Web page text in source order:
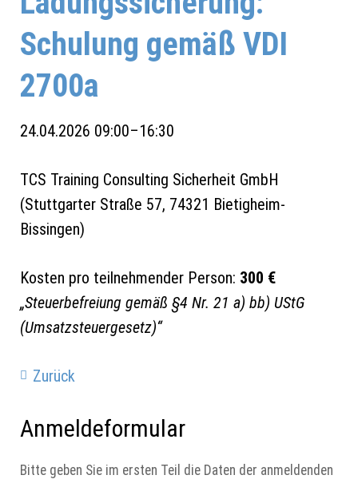
Schulung gemäß VDI
2700a
24.04.2026 09:00–16:30
TCS Training Consulting Sicherheit GmbH
(Stuttgarter Straße 57, 74321 Bietigheim-
Bissingen)
Kosten pro teilnehmender Person: 300 €
„Steuerbefreiung gemäß §4 Nr. 21 a) bb) UStG
(Umsatzsteuergesetz)“
Zurück
Anmeldeformular
Bitte geben Sie im ersten Teil die Daten der anmeldenden